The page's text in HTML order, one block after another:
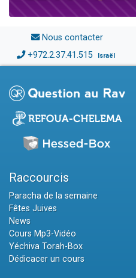
Nous contacter
+972.2.37.41.515 Israël
Raccourcis
Paracha de la semaine
Fêtes Juives
News
Cours Mp3-Vidéo
Yéchiva Torah-Box
Dédicacer un cours